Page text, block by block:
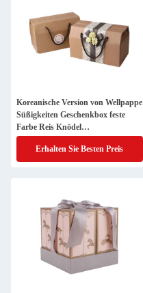
Koreanische Version von Wellpappe
Süßigkeiten Geschenkbox feste
Farbe Reis Knödel
Verpackungskiste exquisite Papier
Feiertagsgeschenkbox
Erhalten Sie Besten Preis